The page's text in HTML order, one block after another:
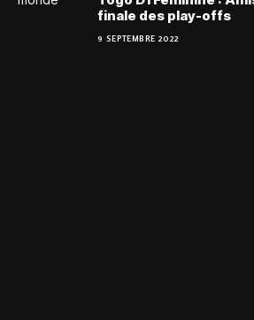
finale des play-offs
9 SEPTEMBRE 2022